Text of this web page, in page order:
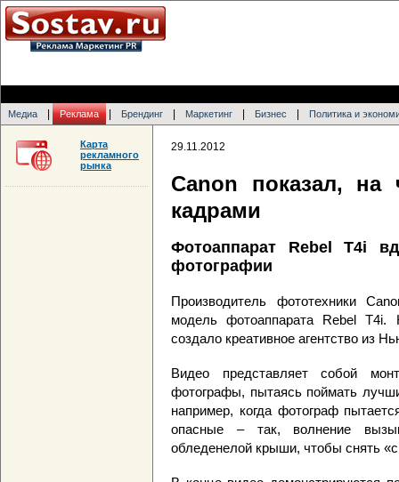
Медиа Реклама Брендинг Маркетинг Бизнес Политика и
29.11.2012
Canon показал, на
кадрами
Фотоаппарат Rebel T4i
фотографии
Производитель фототехники
модель фотоаппарата Rebel
создало креативное агентство из
Видео представляет собой
фотографы, пытаясь поймать
например, когда фотограф
опасные – так, волнение
обледенелой крыши, чтобы снять
Карта
рекламного
рынка